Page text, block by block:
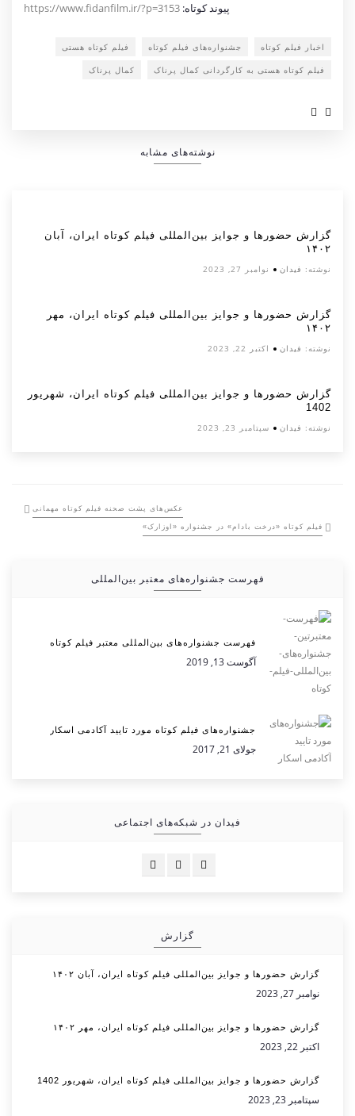
پیوند کوتاه: https://www.fidanfilm.ir/?p=3153
اخبار فیلم کوتاه جشنواره‌های فیلم کوتاه فیلم کوتاه هستی
فیلم کوتاه هستی به کارگردانی کمال پرناک کمال پرناک
نوشته‌های مشابه
گزارش حضورها و جوایز بین‌المللی فیلم کوتاه ایران، آبان
۱۴۰۲
نوشته: فیدان نوامبر 27, 2023
گزارش حضورها و جوایز بین‌المللی فیلم کوتاه ایران، مهر
۱۴۰۲
نوشته: فیدان اکتبر 22, 2023
گزارش حضورها و جوایز بین‌المللی فیلم کوتاه ایران، شهریور
1402
نوشته: فیدان سپتامبر 23, 2023
عکس‌های پشت صحنه فیلم کوتاه مهمانی
فیلم کوتاه «درخت بادام» در جشنواره «اوزارک»
فهرست جشنواره‌های معتبر بین‌المللی
فهرست جشنواره‌های بین‌المللی معتبر فیلم کوتاه
آگوست 13, 2019
جشنواره‌های فیلم کوتاه مورد تایید آکادمی اسکار
جولای 21, 2017
فیدان در شبکه‌های اجتماعی
گزارش
گزارش حضورها و جوایز بین‌المللی فیلم کوتاه ایران، آبان ۱۴۰۲
نوامبر 27, 2023
گزارش حضورها و جوایز بین‌المللی فیلم کوتاه ایران، مهر ۱۴۰۲
اکتبر 22, 2023
گزارش حضورها و جوایز بین‌المللی فیلم کوتاه ایران، شهریور 1402
سپتامبر 23, 2023